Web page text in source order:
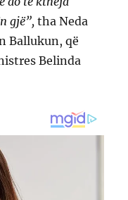
gjë”,tha Neda
Ballukun, që
Belinda